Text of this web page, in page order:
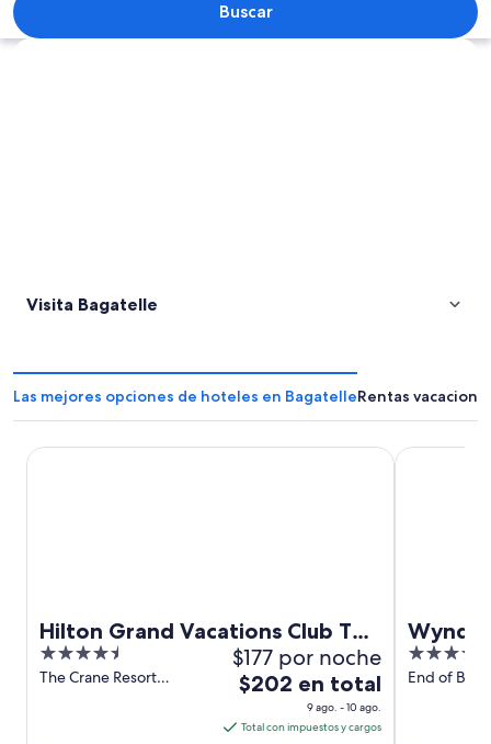
Buscar
Explorar mapa
Visita Bagatelle
Las mejores opciones de hoteles en BagatelleRentas
Hilton Grand Vacations Club The
Crane Barbados
4.5
out
The Crane Resort
$177 por noche
El
es
$202 en total
9 ago. - 10 ago.
Total con impuestos y cargos
Hilton Grand Vacations Club The Crane Barbados
Lords
5
out
End of
Wyndham